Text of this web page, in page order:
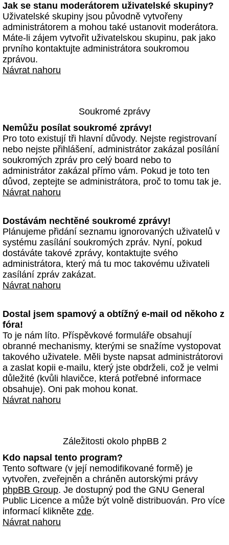
Jak se stanu moderátorem uživatelské skupiny?
Uživatelské skupiny jsou původně vytvořeny
administrátorem a mohou také ustanovit moderátora.
Máte-li zájem vytvořit uživatelskou skupinu, pak jako
prvního kontaktujte administrátora soukromou
zprávou.
Návrat nahoru
Soukromé zprávy
Nemůžu posílat soukromé zprávy!
Pro toto existují tři hlavní důvody. Nejste registrovaní
nebo nejste přihlášení, administrátor zakázal posílání
soukromých zpráv pro celý board nebo to
administrátor zakázal přímo vám. Pokud je toto ten
důvod, zeptejte se administrátora, proč to tomu tak je.
Návrat nahoru
Dostávám nechtěné soukromé zprávy!
Plánujeme přidání seznamu ignorovaných uživatelů v
systému zasílání soukromých zpráv. Nyní, pokud
dostáváte takové zprávy, kontaktujte svého
administrátora, který má tu moc takovému uživateli
zasílání zpráv zakázat.
Návrat nahoru
Dostal jsem spamový a obtížný e-mail od někoho z
fóra!
To je nám líto. Příspěvkové formuláře obsahují
obranné mechanismy, kterými se snažíme vystopovat
takového uživatele. Měli byste napsat administrátorovi
a zaslat kopii e-mailu, který jste obdrželi, což je velmi
důležité (kvůli hlavičce, která potřebné informace
obsahuje). Oni pak mohou konat.
Návrat nahoru
Záležitosti okolo phpBB 2
Kdo napsal tento program?
Tento software (v její nemodifikované formě) je
vytvořen, zveřejněn a chráněn autorskými právy
phpBB Group. Je dostupný pod the GNU General
Public Licence a může být volně distribuován. Pro více
informací klikněte zde.
Návrat nahoru